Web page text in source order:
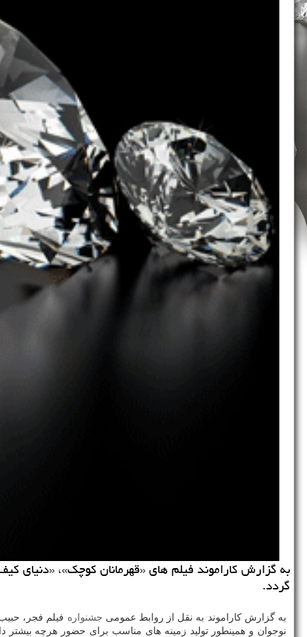
گردد.
به گزارش كاراموند به نقل از روابط عمومی جشنواره فیلم فجر،
نوجوان و همینطور تولید زمینه های مناسب برای حضور هرچه بیشتر